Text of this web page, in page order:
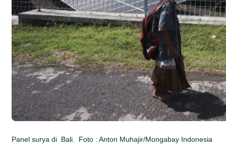
Panel surya di Bali. Foto : Anton Muhajir/Mongabay Indonesia